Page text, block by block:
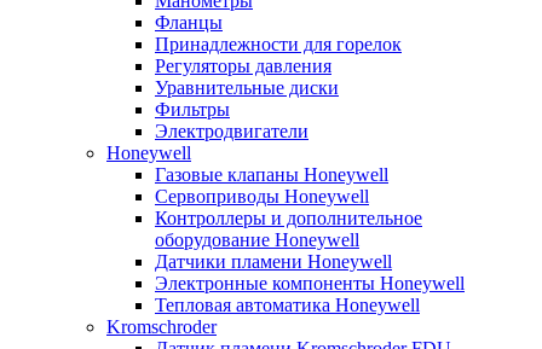
Фланцы
Принадлежности для горелок
Регуляторы давления
Уравнительные диски
Фильтры
Электродвигатели
Honeywell
Газовые клапаны Honeywell
Сервоприводы Honeywell
Контроллеры и дополнительное
оборудование Honeywell
Датчики пламени Honeywell
Электронные компоненты Honeywell
Тепловая автоматика Honeywell
Kromschroder